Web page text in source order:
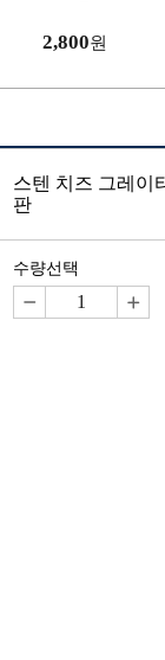
2,800원
스텐 치즈 그레이
판
수량선택